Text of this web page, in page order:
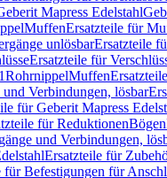
Mapress Edelstahl
MuffenErsatzteile für
unlösbarErsatzteile
Ersatzteile für
RohrnippelMuffen
und Verbindungen, lösbar
für Geberit Mapress
für ReduktionenBögen
und Verbindungen,
Ersatzteile für
für Befestigungen für